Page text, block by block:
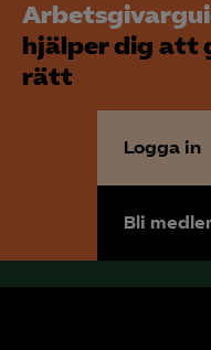
hjälper dig att
rätt
Logga in
Bli